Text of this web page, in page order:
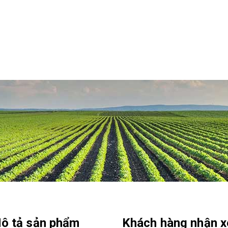
tả sản phẩm Khách hàng nhận